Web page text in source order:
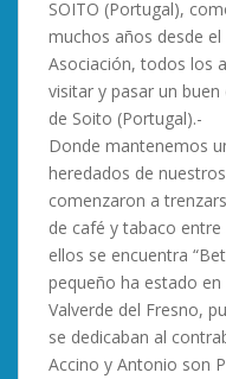
SOITO (Portugal),
muchos años desde
Asociación, todos los
visitar y pasar un
de Soito (Portugal).-
Donde mantenemos
heredados de
comenzaron a
de café y tabaco
ellos se encuentra
pequeño ha estado
Valverde del Fresno,
se dedicaban al
Accino y Antonio son